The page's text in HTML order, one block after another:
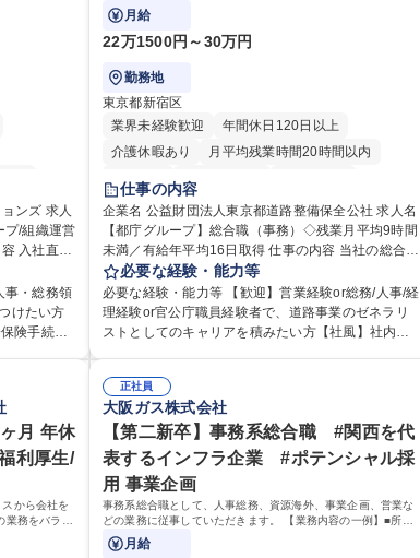
ざせます。
り
休2日制
求人
プ/組織運営
福利厚生
採用・教
るゼネラ
いただき
育・税務
マンで丁
幅広く経
募集
プ/組織運
・総務領
けたい方
ント職と
、教育業
険手続き・
をお持ちの
お任せいたします。研修制度やキャリア支援が充実しておりま
す！ ※下記業務詳細
月給
22万1500円～30万円
勤務地
東京都新宿区
業界未経験歓迎
年間休日120日以上
介護休暇あり
月平均残業時間20時間以内
転勤なし
住宅手当あり
研修あり
退職金あり
賞与あり
完全週休2日制
交通費支給
駅近5分以内
資格取得手当あり
食事補助あり
仕事の内容
企業名 公益財団法人東京都道路整備保全公社 求人名
【都庁グループ】総合職（事務）◇残業月平均9時間
未満／有給年平均16日取得 仕事の内容 当社の総合職
として、ジョブローテーションによる人事経理部門
や収益事業等のフロント部門の部署等幅広い部署で
の業務をお任せいたします。研修制度やキャリア支
援が充実しております！ ※下記業務詳細 【業務詳
運営、新宿駅西口広場の「イベントコーナー」など
の管理運営 ■道路部門：整備の急がれる骨格幹線道路
や木造住宅密集地域の特定整備路線の用地取得、道
路に関する普及啓発事業、都内の道路施設や道路工
事現場の見学ツアー事業 ※入社後は上記いずれかの
部門へ配属。※業務内容変更の範囲：会社の定める
業務 募集職種 【都庁グループ】総合職（事務）◇残
業月平均9時間未満／有給年平均16日取得
必要な経験・能力等
必要な経験・能力等 【歓迎】営業経験or総務/人事/経
理経験or官公庁職員経験者で、道路事業のゼネラリ
ストとしてのキャリアを積みたい方【社風】社内関
携われる：総合職（事務）では、駐車場の管理運営
や道路用地の取得、公益財団法人の中枢を担う管理
部門など多岐に渡る業務を経験できます。 ■様々なプ
ロジェクト：駐車場事業の他、新宿駅西口広場内に
設置された照明を兼ねた広告「ブライトサイン」の
管理運営を行うなど、事業収益を生み出す活動を積
極的に行っています。 学歴・資格 学歴：大学院 大学
高専 短大 専修学校 高校 語学力： 資格：
月 年休
利厚生/
から会社を
務をバラン
にも挑戦で
正社員
大阪ガス株式会社
【第二新卒】事務系総合職 #関西を代
表するインフラ企業 #ポテンシャル採
用 事業企画
事務系総合職として、人事総務、資源海外、事業企画、営業な
どの業務に従事していただきます。 【業務内容の一例】■所属
事業部の勤労業務 ■海外に関係する各種業務 ■営業部門の企画
スタッフ、ルート営業
月給